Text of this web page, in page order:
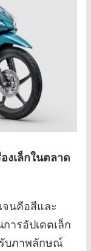
งเล็กในตลาด
จนคือสีและ
ารอัปเดตเล็ก
บภาพลักษณ์